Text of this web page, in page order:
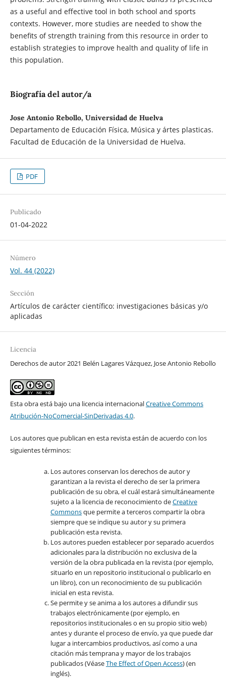
as a useful and effective tool in both school and sports
contexts. However, more studies are needed to show the
benefits of strength training from this resource in order to
establish strategies to improve health and quality of life in
this population.
Biografía del autor/a
Jose Antonio Rebollo, Universidad de Huelva
Departamento de Educación Física, Música y ártes plasticas.
Facultad de Educación de la Universidad de Huelva.
PDF
Publicado
01-04-2022
Número
Vol. 44 (2022)
Sección
Artículos de carácter científico: investigaciones básicas y/o
aplicadas
Licencia
Derechos de autor 2021 Belén Lagares Vázquez, Jose Antonio Rebollo
Esta obra está bajo una licencia internacionalCreative Commons
Atribución-NoComercial-SinDerivadas 4.0.
Los autores que publican en esta revista están de acuerdo con los
siguientes términos:
Los autores conservan los derechos de autor y
garantizan a la revista el derecho de ser la primera
publicación de su obra, el cuál estará simultáneamente
sujeto a la licencia de reconocimiento deCreative
Commonsque permite a terceros compartir la obra
siempre que se indique su autor y su primera
publicación esta revista.
Los autores pueden establecer por separado acuerdos
adicionales para la distribución no exclusiva de la
versión de la obra publicada en la revista (por ejemplo,
situarlo en un repositorio institucional o publicarlo en
un libro), con un reconocimiento de su publicación
inicial en esta revista.
Se permite y se anima a los autores a difundir sus
trabajos electrónicamente (por ejemplo, en
repositorios institucionales o en su propio sitio web)
antes y durante el proceso de envío, ya que puede dar
lugar a intercambios productivos, así como a una
citación más temprana y mayor de los trabajos
publicados (VéaseThe Effect of Open Access) (en
inglés).